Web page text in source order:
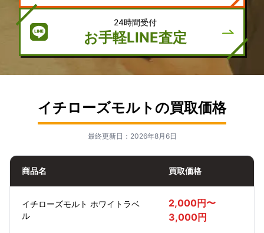
24時間受付
お手軽LINE査定
イチローズモルトの買取価格
最終更新日：2026年8月6日
商品名 買取価格
イチローズモルト ホワイトラベ
ル
2,000円〜
3,000円